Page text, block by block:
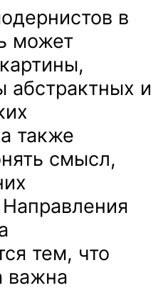
в
может
абстрактных и
также
смысл,
тем, что
важна